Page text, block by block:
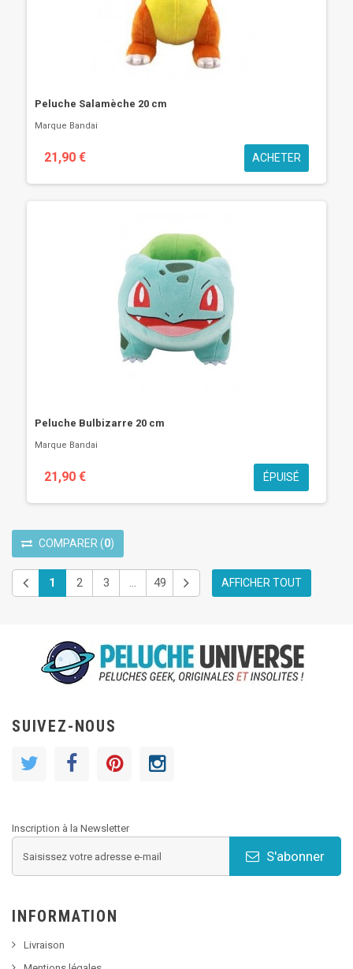
Peluche Salamèche 20 cm
Marque Bandai
21,90 € ACHETER
Peluche Bulbizarre 20 cm
Marque Bandai
21,90 € ÉPUISÉ
COMPARER (0)
1 2 3 ... 49 AFFICHER TOUT
SUIVEZ-NOUS
Inscription à la Newsletter
S'abonner
INFORMATION
Livraison